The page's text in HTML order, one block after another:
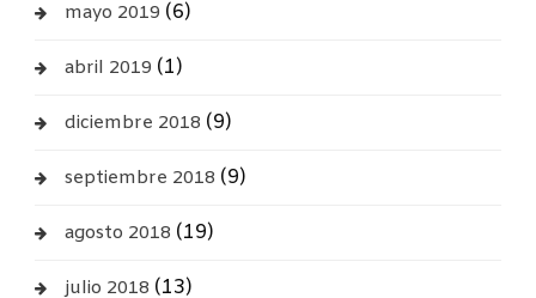
mayo 2019 (6)
abril 2019 (1)
diciembre 2018 (9)
septiembre 2018 (9)
agosto 2018 (19)
julio 2018 (13)